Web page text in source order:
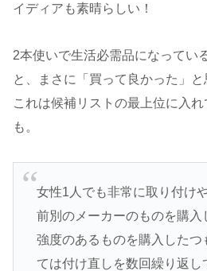
イディアも素晴らしい！
2本使いで生活必需品になってい
と、まさに「買って良かった」と
これは候補リストの最上位に入
も。
女性1人でも非常に取り付け
前別のメーカーのものを購入
強度のあるものを購入したつ
ては付け直しを数回繰り返し